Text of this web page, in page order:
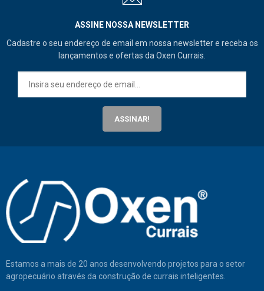
ASSINE NOSSA NEWSLETTER
Cadastre o seu endereço de email em nossa newsletter e receba os
lançamentos e ofertas da Oxen Currais.
ASSINAR!
Estamos a mais de 20 anos desenvolvendo projetos para o setor
agropecuário através da construção de currais inteligentes.